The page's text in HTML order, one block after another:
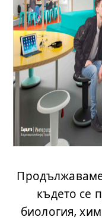
където се
биология,